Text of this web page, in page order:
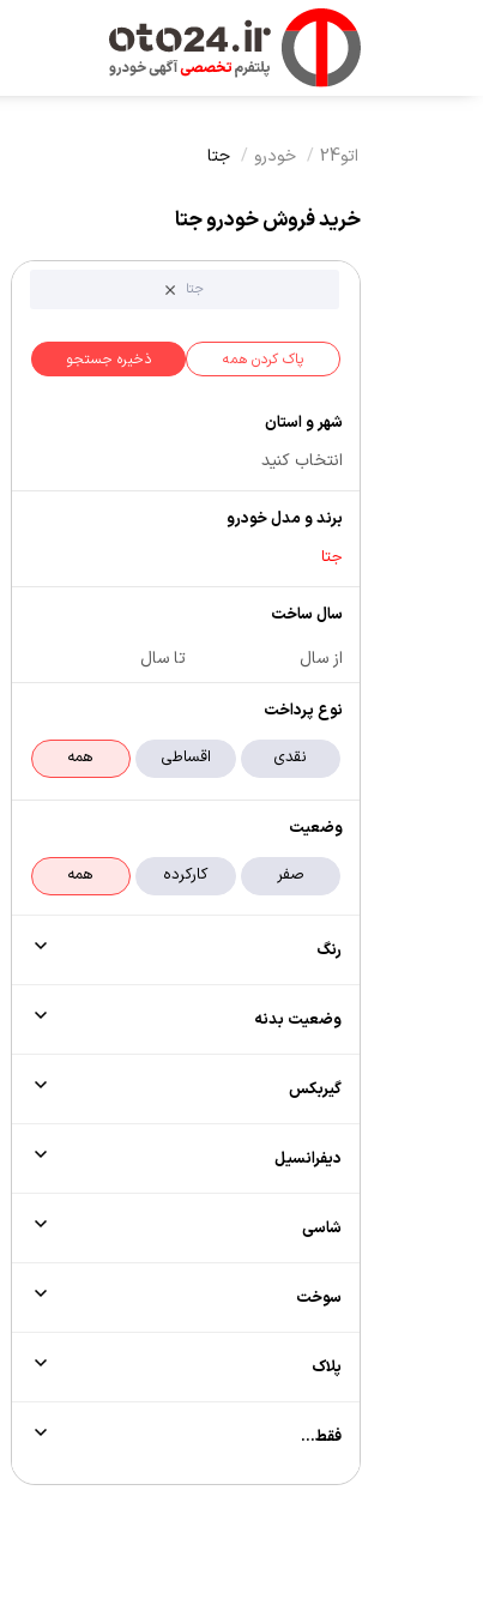
اتو24 خودرو جتا
خرید فروش خودرو جتا
جتا
پاک کردن همه ذخیره جستجو
شهر و استان
انتخاب کنید
برند و مدل خودرو
جتا
سال ساخت
از سال تا سال
نوع پرداخت
وضعیت
رنگ
وضعیت بدنه
گیربکس
دیفرانسیل
شاسی
سوخت
پلاک
فقط...